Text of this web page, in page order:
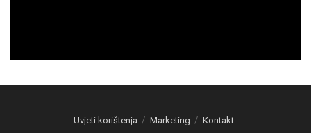
Uvjeti korištenja Marketing Kontakt